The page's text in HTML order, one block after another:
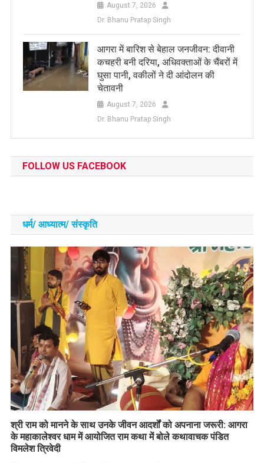
August 7, 2026
Dr. Bhanu Pratap Singh
आगरा में बारिश से बेहाल जनजीवन: दीवानी
कचहरी बनी दरिया, अधिवक्ताओं के चैंबरों में
घुसा पानी, वकीलों ने दी आंदोलन की
चेतावनी
August 7, 2026
Dr. Bhanu Pratap Singh
FOLLOW US FACEBOOK
धर्म/ आध्‍यात्‍म/ संस्‍कृति
​श्री राम को मानने के साथ उनके जीवन आदर्शों को अपनाना जरूरी: आगरा
के महाकालेश्वर धाम में आयोजित राम कथा में बोले कथावाचक पंडित
विमलेश त्रिवेदी